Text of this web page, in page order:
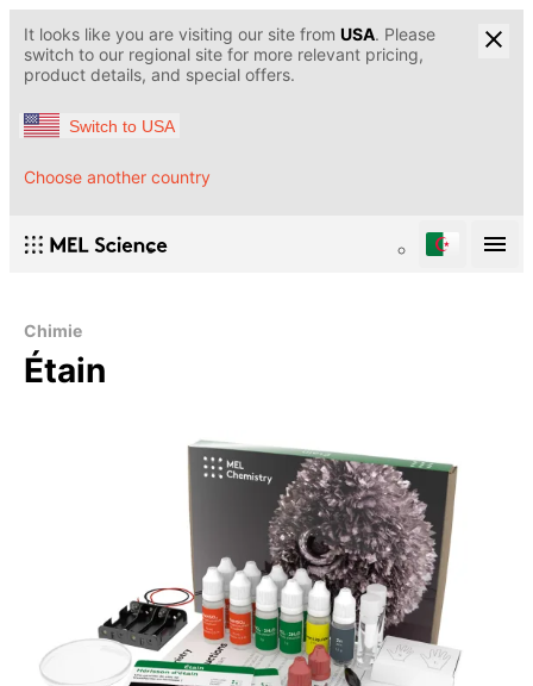
It looks like you are visiting our site from USA. Please
switch to our regional site for more relevant pricing,
product details, and special offers.
Switch to USA
Choose another country
Chimie
Étain